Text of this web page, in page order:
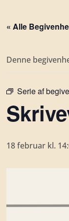
« Alle
Denne
Serie af
18 februar kl.